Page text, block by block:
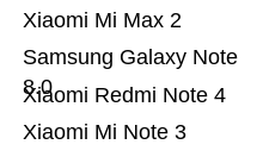
Xiaomi Mi Note 3
Xiaomi Redmi Note 4
Samsung Galaxy Note
8.0
Xiaomi Mi Max 2